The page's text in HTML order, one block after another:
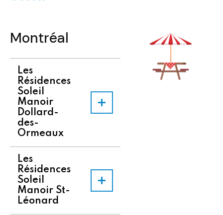
Montréal
Les
Résidences
Soleil
Manoir
Dollard-
des-
Ormeaux
Les
Résidences
Soleil
Manoir St-
Léonard